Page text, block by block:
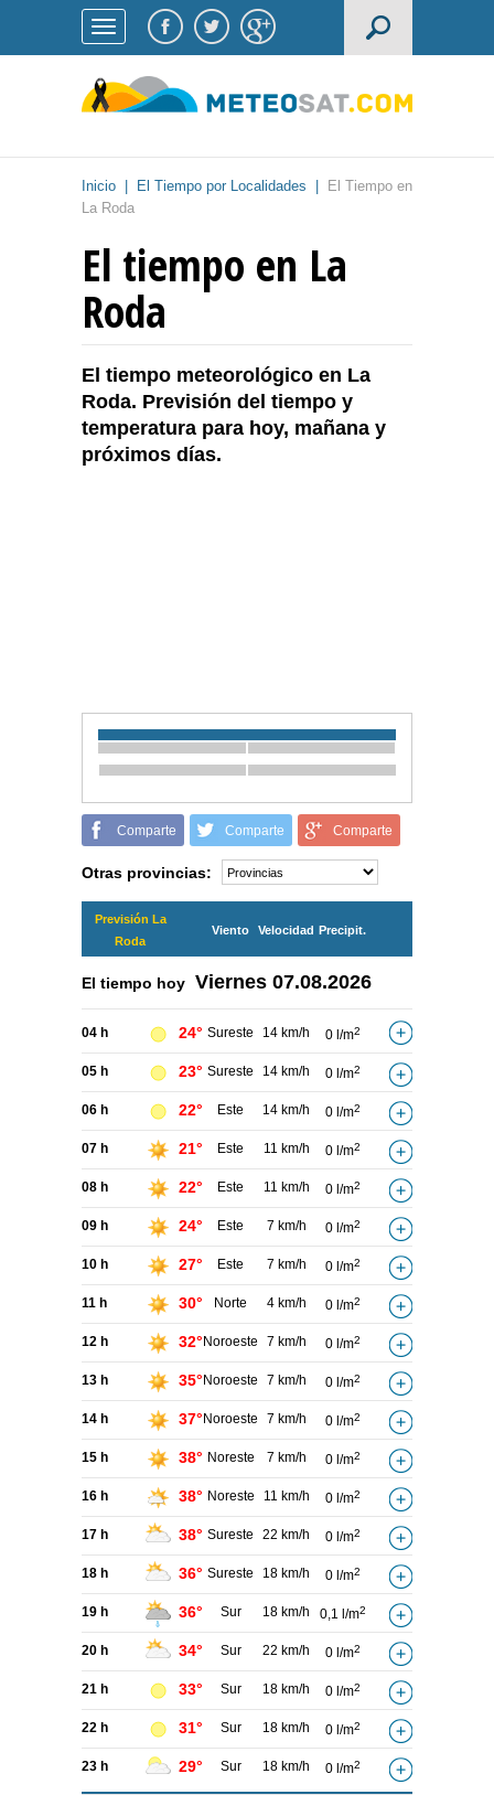
Inicio El Tiempo por Localidades
El Tiempo en
La Roda
El tiempo en La
Roda
El tiempo meteorológico en La
Roda. Previsión del tiempo y
temperatura para hoy, mañana y
próximos días.
Comparte Comparte Comparte
Otras provincias:
Previsión La
Roda
Viento Velocidad Precipit.
El tiempo hoy Viernes 07.08.2026
04 h 24° Sureste 14 km/h 0 l/m2
05 h 23° Sureste 14 km/h 0 l/m2
06 h 22° Este 14 km/h 0 l/m2
07 h 21° Este 11 km/h 0 l/m2
08 h 22° Este 11 km/h 0 l/m2
09 h 24° Este 7 km/h 0 l/m2
10 h 27° Este 7 km/h 0 l/m2
11 h 30° Norte 4 km/h 0 l/m2
12 h 32° Noroeste 7 km/h 0 l/m2
13 h 35° Noroeste 7 km/h 0 l/m2
14 h 37° Noroeste 7 km/h 0 l/m2
15 h 38° Noreste 7 km/h 0 l/m2
16 h 38° Noreste 11 km/h 0 l/m2
17 h 38° Sureste 22 km/h 0 l/m2
18 h 36° Sureste 18 km/h 0 l/m2
19 h 36° Sur 18 km/h 0,1 l/m2
20 h 34° Sur 22 km/h 0 l/m2
21 h 33° Sur 18 km/h 0 l/m2
22 h 31° Sur 18 km/h 0 l/m2
23 h 29° Sur 18 km/h 0 l/m2